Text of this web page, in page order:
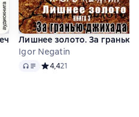
31 оценок
Лишнее золото. За гранью
Igor Negatin
Audio Средний рейтинг 4,4 на
4,421